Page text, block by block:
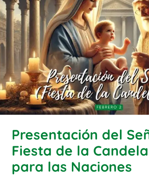
Presentación del
Fiesta de la
para las Naciones